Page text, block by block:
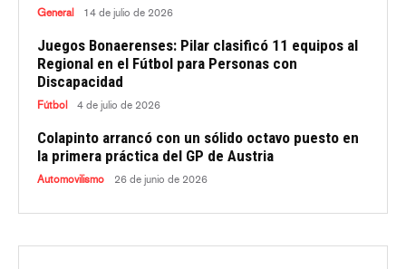
General 14 de julio de 2026
Juegos Bonaerenses: Pilar clasificó 11 equipos al
Regional en el Fútbol para Personas con
Discapacidad
Fútbol 4 de julio de 2026
Colapinto arrancó con un sólido octavo puesto en
la primera práctica del GP de Austria
Automovilismo 26 de junio de 2026